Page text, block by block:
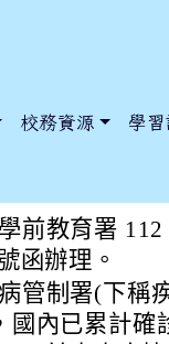
校務資源 學
疫情
前教育署
函辦理。
管制署(下稱
國內已累計確